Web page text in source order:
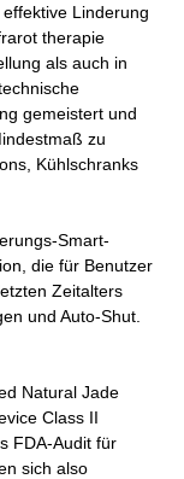
Linderung
therapie
als auch in
gemeistert und
zu
Kühlschranks
Smart-
die für Benutzer
Zeitalters
und Auto-Shut.
Natural Jade
Class II
FDA-Audit für
sich also